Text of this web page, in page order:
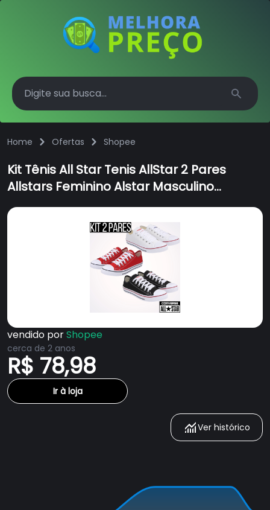
Search
Home Ofertas Shopee
Kit Tênis All Star Tenis AllStar 2 Pares
Allstars Feminino Alstar Masculino
Combo Converse Austar
vendido porShopee
cerca de 2 anos
R$ 78,98
Ir à loja
Ver histórico